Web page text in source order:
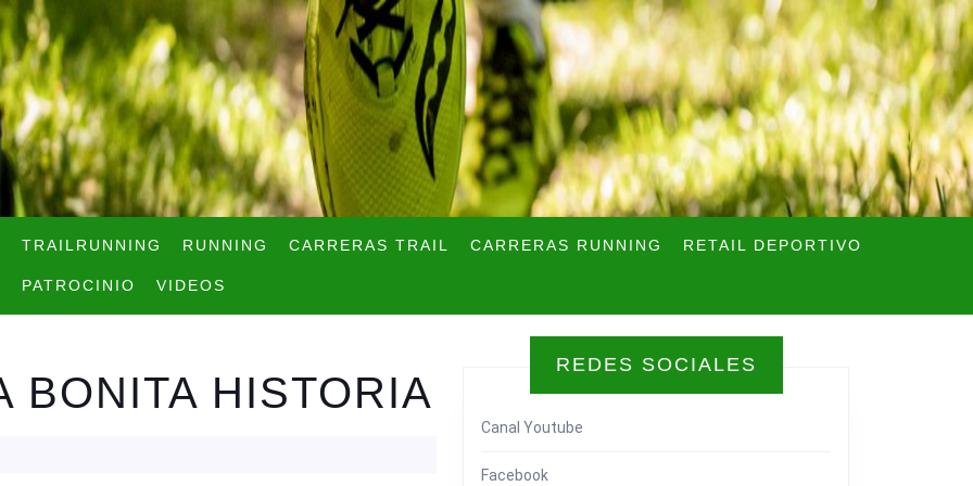
TRAILRUNNING RUNNING CARRERAS TRAIL CARRERAS RUNNING RETAIL DEPORTIVO
PATROCINIO VIDEOS
BONITA HISTORIA
REDES SOCIALES
Canal Youtube
Facebook